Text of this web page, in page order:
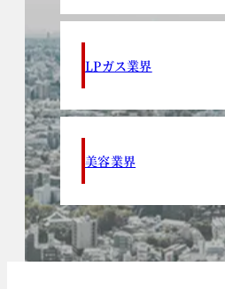
LPガス業界
美容業界